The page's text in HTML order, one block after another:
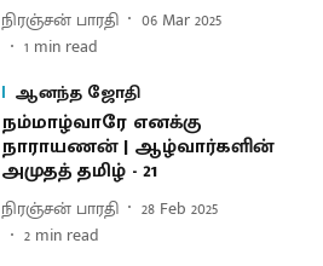
நிரஞ்சன் பாரதி
06 Mar 2025
1 min read
ஆனந்த ஜோதி
நம்மாழ்வாரே எனக்கு
நாராயணன் | ஆழ்வார்களின்
அமுதத் தமிழ் - 21
நிரஞ்சன் பாரதி
28 Feb 2025
2 min read